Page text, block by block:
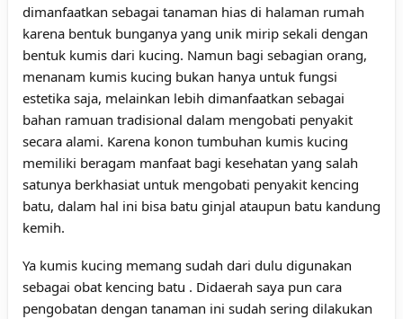
dimanfaatkan sebagai tanaman hias di halaman rumah
karena bentuk bunganya yang unik mirip sekali dengan
bentuk kumis dari kucing. Namun bagi sebagian orang,
menanam kumis kucing bukan hanya untuk fungsi
estetika saja, melainkan lebih dimanfaatkan sebagai
bahan ramuan tradisional dalam mengobati penyakit
secara alami. Karena konon tumbuhan kumis kucing
memiliki beragam manfaat bagi kesehatan yang salah
satunya berkhasiat untuk mengobati penyakit kencing
batu, dalam hal ini bisa batu ginjal ataupun batu kandung
kemih.
Ya kumis kucing memang sudah dari dulu digunakan
sebagai obat kencing batu . Didaerah saya pun cara
pengobatan dengan tanaman ini sudah sering dilakukan